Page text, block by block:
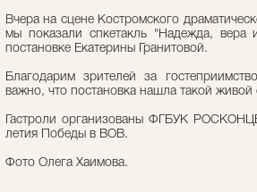
Вчера на сцене Костромского
мы показали спкетакль "Надежда,
постановке Екатерины Гранитовой.
Благодарим зрителей за
важно, что постановка нашла такой живой
Гастроли организованы ФГБУК
летия Победы в ВОВ.
Фото Олега Хаимова.